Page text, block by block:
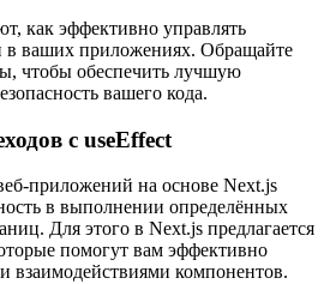
как эффективно управлять
в ваших приложениях. Обращайте
чтобы обеспечить лучшую
вашего кода.
с useEffect
приложений на основе Next.js
в выполнении определённых
Для этого в Next.js предлагается
помогут вам эффективно
взаимодействиями компонентов.